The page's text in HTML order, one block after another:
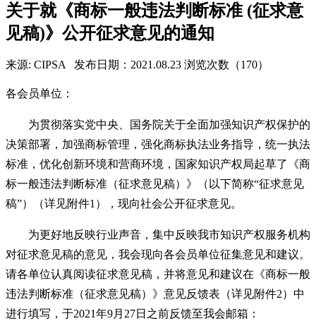
关于就《商标一般违法判断标准 (征求意
见稿)》公开征求意见的通知
来源: CIPSA 发布日期：2021.08.23 浏览次数（170）
各会员单位：
为贯彻落实党中央、国务院关于全面加强知识产权保护的
决策部署，加强商标管理，强化商标执法业务指导，统一执法
标准，优化创新环境和营商环境，国家知识产权局起草了《商
标一般违法判断标准（征求意见稿）》（以下简称“征求意见
稿”）（详见附件1），现向社会公开征求意见。
为更好地反映行业声音，集中反映我市知识产权服务机构
对征求意见稿的意见，我会现向各会员单位征集意见和建议。
请各单位认真阅读征求意见稿，并将意见和建议在《商标一般
违法判断标准（征求意见稿）》意见反馈表（详见附件2）中
进行填写，于2021年9月27日之前反馈至我会邮箱：